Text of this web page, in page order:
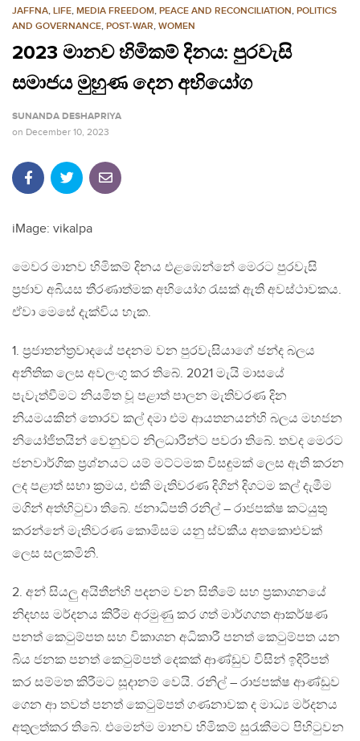
JAFFNA, LIFE, MEDIA FREEDOM, PEACE AND RECONCILIATION, POLITICS
AND GOVERNANCE, POST-WAR, WOMEN
2023 මානව හිමිකම් දිනය: පුරවැසි
සමාජය මුහුණ දෙන අභියෝග
SUNANDA DESHAPRIYA
on December 10, 2023
iMage: vikalpa
මෙවර මානව හිමිකම් දිනය එළඹෙන්නේ මෙරට පුරවැසි
ප්‍රජාව අබියස තීරණාත්මක අභියෝග රැසක් ඇති අවස්ථාවකය.
ඒවා මෙසේ දැක්විය හැක.
1. ප්‍රජාතන්ත්‍රවාදයේ පදනම වන පුරවැසියාගේ ඡන්ද බලය
අනීතික ලෙස අවලංගු කර තිබේ. 2021 මැයි මාසයේ
පැවැත්වීමට නියමිත වූ පළාත් පාලන මැතිවරණ දින
නියමයකින් තොරව කල් දමා එම ආයතනයන්හි බලය මහජන
නියෝජිතයින් වෙනුවට නිලධාරීන්ට පවරා තිබේ. තවද මෙරට
ජනවාර්ගික ප්‍රශ්නයට යම් මට්ටමක විසඳුමක් ලෙස ඇති කරන
ලද පළාත් සභා ක්‍රමය, එකී මැතිවරණ දිගින් දිගටම කල් දැමීම
මගින් අත්හිටුවා තිබේ. ජනාධිපති රනිල් – රාජපක්ෂ කටයුතු
කරන්නේ මැතිවරණ කොමිසම යනු ස්වකීය අතකොළුවක්
ලෙස සලකමිනි.
2. අන් සියලු අයිතීන්හි පදනම වන සිතීමේ සහ ප්‍රකාශනයේ
නිදහස මර්දනය කිරීම අරමුණු කර ගත් මාර්ගගත ආකර්ෂණ
පනත් කෙටුම්පත සහ විකාශන අධිකාරී පනත් කෙටුම්පත යන
බිය ජනක පනත් කෙටුම්පත් දෙකක් ආණ්ඩුව විසින් ඉදිරිපත්
කර සම්මත කිරීමට සූදානම් වෙයි. රනිල් – රාජපක්ෂ ආණ්ඩුව
ගෙන ආ තවත් පනත් කෙටුම්පත් ගණනාවක ද මාධ්‍ය මර්දනය
අතුලත්කර තිබේ. එමෙන්ම මානව හිමිකම් සුරැකීමට පිහිටුවන